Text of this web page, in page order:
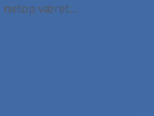
netop været...